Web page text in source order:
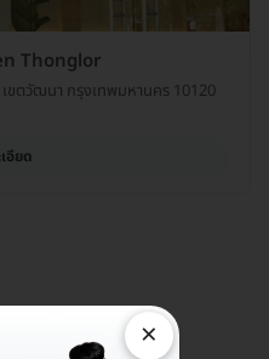
Thonglor
ขตวัฒนา กรุงเทพมหานคร 10120
อียด
? ×